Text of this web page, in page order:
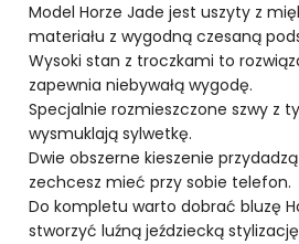
Model Horze Jade jest uszyty z
materiału z wygodną czesaną
Wysoki stan z troczkami to
zapewnia niebywałą wygodę.
Specjalnie rozmieszczone szwy z
wysmuklają sylwetkę.
Dwie obszerne kieszenie
zechcesz mieć przy sobie telefon.
Do kompletu warto dobrać bluzę
stworzyć luźną jeździecką